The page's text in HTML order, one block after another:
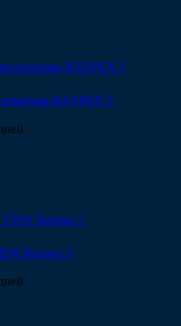
RAYPEX 5
Raypex 5